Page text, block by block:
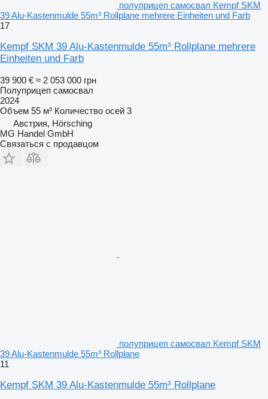
полуприцеп самосвал Kempf SKM
39 Alu-Kastenmulde 55m³ Rollplane mehrere Einheiten und Farb
17
Kempf SKM 39 Alu-Kastenmulde 55m³ Rollplane mehrere
Einheiten und Farb
39 900 € ≈ 2 053 000 грн
Полуприцеп самосвал
2024
Объем 55 м³ Количество осей 3
Австрия, Hörsching
MG Handel GmbH
Связаться с продавцом
полуприцеп самосвал Kempf SKM
39 Alu-Kastenmulde 55m³ Rollplane
11
Kempf SKM 39 Alu-Kastenmulde 55m³ Rollplane